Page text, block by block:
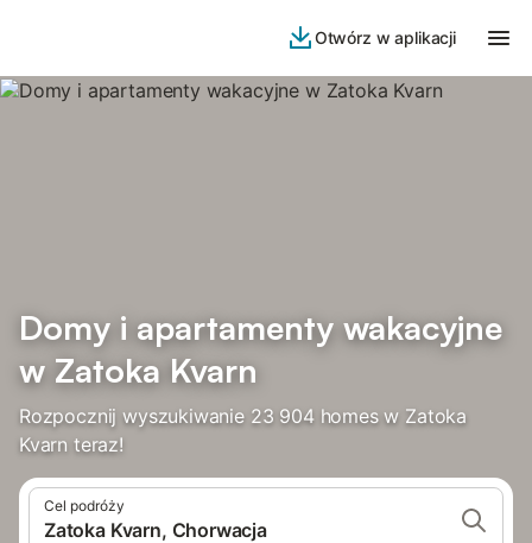
Otwórz w aplikacji
Domy i apartamenty wakacyjne
w Zatoka Kvarn
Rozpocznij wyszukiwanie 23 904 homes w Zatoka
Kvarn teraz!
Cel podróży
Zatoka Kvarn, Chorwacja